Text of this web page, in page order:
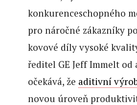
konkurenceschopného
pro náročné zákazníky
kovové díly vysoké
ředitel GE Jeff Immelt od
očekává, že aditivní
novou úroveň